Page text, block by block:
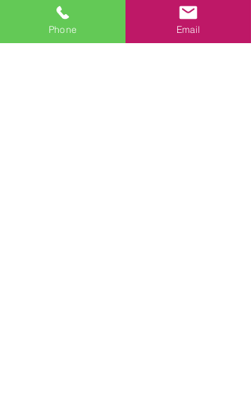
Menu
Phone Email